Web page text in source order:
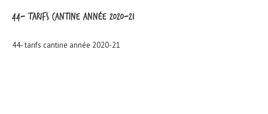
44- tarifs cantine année 2020-21
44- tarifs cantine année 2020-21